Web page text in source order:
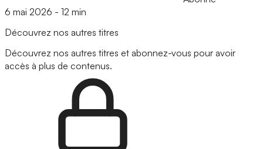
6 mai 2026 - 12 min
Découvrez nos autres titres
Découvrez nos autres titres et abonnez-vous pour avoir
accès à plus de contenus.